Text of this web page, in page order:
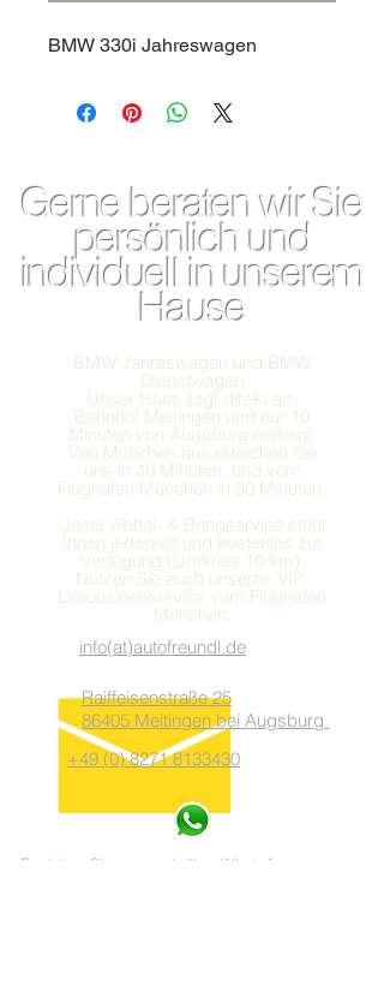
BMW 330i Jahreswagen
Gerne beraten wir Sie
persönlich und
individuell in unserem
Hause
BMW Jahreswagen und BMW
Dienstwagen
Unser Haus liegt direkt am
Bahnhof Meitingen und nur 10
Minuten von Augsburg entfernt.
Von München aus erreichen Sie
uns in 40 Minuten, und vom
Flughafen München in 50 Minuten.
Unser Abhol- & Bringservice steht
Ihnen jederzeit und kostenlos zur
Verfügung (Umkreis 10 km).
Nutzen Sie auch unseren VIP-
Limousinenservice vom Flughafen
München.
info(at)autofreundl.de
Raiffeisenstraße 25
86405 Meitingen bei Augsburg
+49 (0) 8271 8133430
Erreichen Sie uns auch über WhatsApp